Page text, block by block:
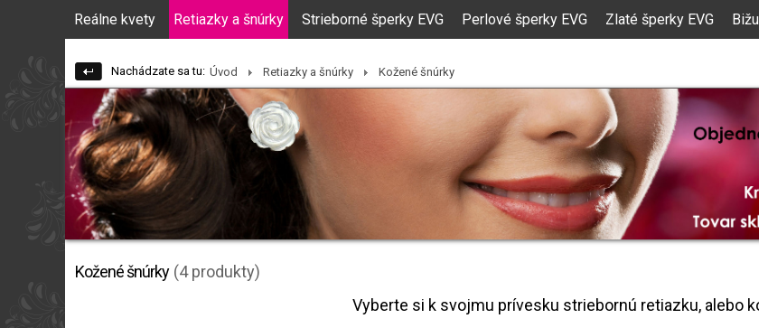
Reálne kvety Retiazky a šnúrky Strieborné šperky EVG Perlové šperky EVG Zlaté šperky EVG
Nachádzate sa tu: Úvod Retiazky a šnúrky Kožené šnúrky
Kožené šnúrky (4 produkty)
Vyberte si k svojmu prívesku striebornú retiazku, alebo